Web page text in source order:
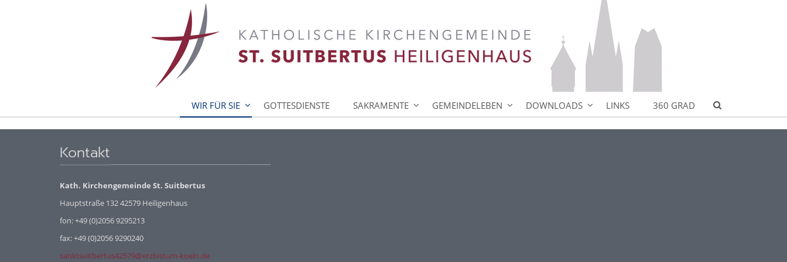
WIR FÜR SIE GOTTESDIENSTE SAKRAMENTE GEMEINDELEBEN DOWNLOADS LINKS 360 GRAD
Kontakt
Kath. Kirchengemeinde St. Suitbertus
Hauptstraße 132 42579 Heiligenhaus
fon: +49 (0)2056 9295213
fax: +49 (0)2056 9290240
sanktsuitbertus42579@erzbistum-koeln.de